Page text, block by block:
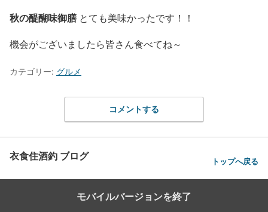
秋の醍醐味御膳 とても美味かったです！！
機会がございましたら皆さん食べてね～
カテゴリー: グルメ
コメントする
衣食住酒釣 ブログ トップへ戻る
モバイルバージョンを終了